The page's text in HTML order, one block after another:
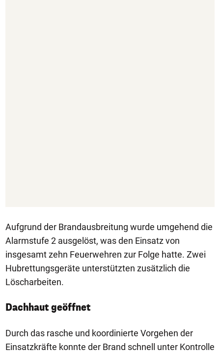
Aufgrund der Brandausbreitung wurde umgehend die
Alarmstufe 2 ausgelöst, was den Einsatz von
insgesamt zehn Feuerwehren zur Folge hatte. Zwei
Hubrettungsgeräte unterstützten zusätzlich die
Löscharbeiten.
Dachhaut geöffnet
Durch das rasche und koordinierte Vorgehen der
Einsatzkräfte konnte der Brand schnell unter Kontrolle